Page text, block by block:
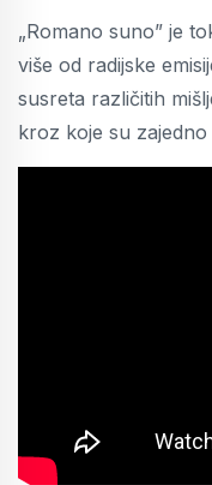
„Romano suno” je
više od radijske
susreta različitih
kroz koje su